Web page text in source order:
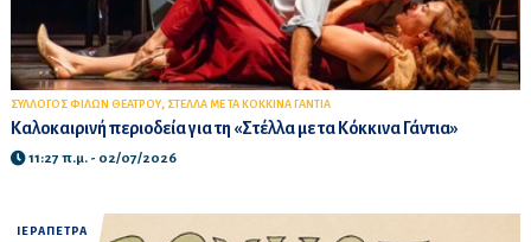
ΣΥΛΛΟΓΟΣ ΦΙΛΩΝ ΘΕΑΤΡΟΥ, ΣΤΕΛΛΑ ΜΕ ΤΑ ΚΟΚΚΙΝΑ ΓΑΝΤΙΑ
Καλοκαιρινή περιοδεία για τη «Στέλλα με τα Κόκκινα Γάντια»
11:27 π.μ. - 02/07/2026
ΙΕΡΑΠΕΤΡΑ